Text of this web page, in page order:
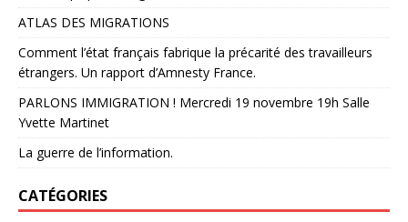
ATLAS DES MIGRATIONS
Comment l’état français fabrique la précarité des travailleurs
étrangers. Un rapport d’Amnesty France.
PARLONS IMMIGRATION ! Mercredi 19 novembre 19h Salle
Yvette Martinet
La guerre de l’information.
CATÉGORIES